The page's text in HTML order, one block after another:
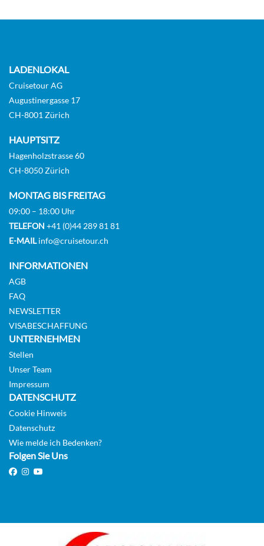
LADENLOKAL
Cruisetour AG
Augustinergasse 17
CH-8001 Zürich
HAUPTSITZ
Hagenholzstrasse 60
CH-8050 Zürich
MONTAG BIS FREITAG
09:00 – 18:00 Uhr
TELEFON +41 (0)44 289 81 81
E-MAILinfo@cruisetour.ch
INFORMATIONEN
AGB
FAQ
NEWSLETTER
VISABESCHAFFUNG
UNTERNEHMEN
Stellen
Unser Team
Impressum
DATENSCHUTZ
Cookie Hinweis
Datenschutz
Wie melde ich Bedenken?
Folgen Sie Uns